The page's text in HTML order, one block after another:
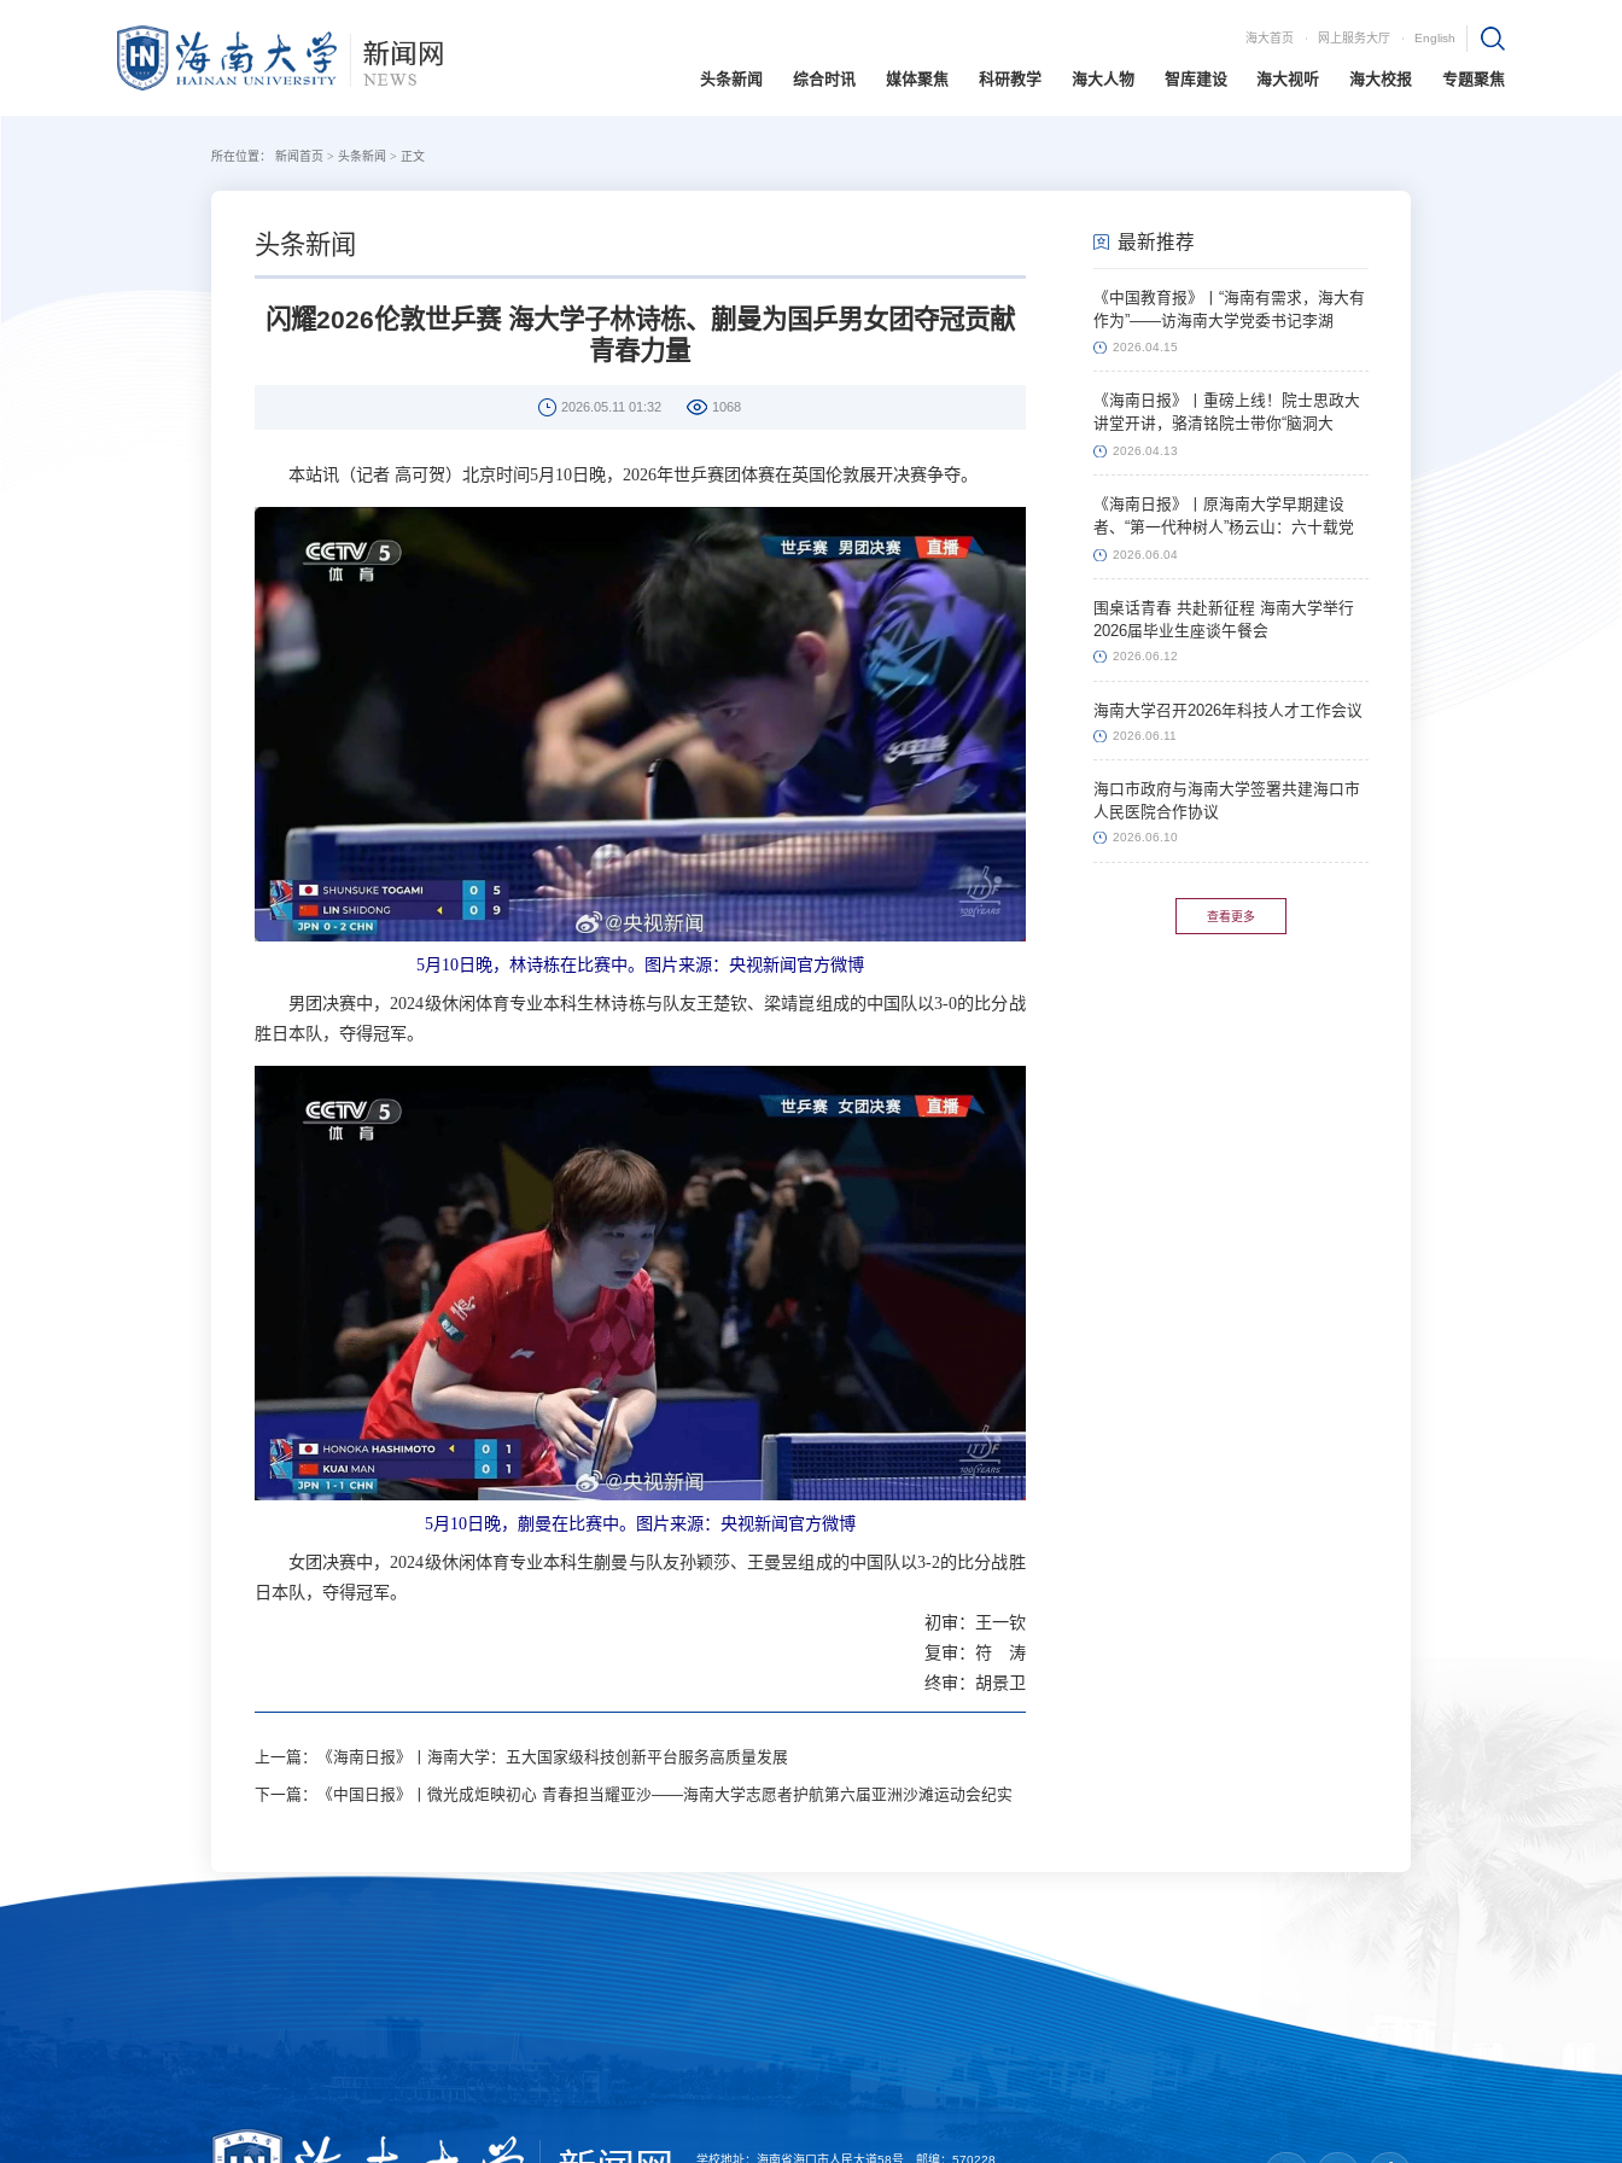
海大首页 网上服务大厅 English
头条新闻 综合时讯 媒体聚焦 科研教学 海大人物 智库建设 海大视听 海大校报 专题聚焦
所在位置： 新闻首页 > 头条新闻 > 正文
头条新闻
闪耀2026伦敦世乒赛 海大学子林诗栋、蒯曼为国乒男女团夺冠贡献
青春力量
2026.05.11 01:32 1068
本站讯（记者 高可贺）北京时间5月10日晚，2026年世乒赛团体赛在英国伦敦展开决赛争夺。
5月10日晚，林诗栋在比赛中。图片来源：央视新闻官方微博
男团决赛中，2024级休闲体育专业本科生林诗栋与队友王楚钦、梁靖崑组成的中国队以3-0的比分战
胜日本队，夺得冠军。
5月10日晚，蒯曼在比赛中。图片来源：央视新闻官方微博
女团决赛中，2024级休闲体育专业本科生蒯曼与队友孙颖莎、王曼昱组成的中国队以3-2的比分战胜
日本队，夺得冠军。
初审：王一钦
复审：符 涛
终审：胡景卫
上一篇：《海南日报》丨海南大学：五大国家级科技创新平台服务高质量发展
下一篇：《中国日报》丨微光成炬映初心 青春担当耀亚沙——海南大学志愿者护航第六届亚洲沙滩运动会纪实
最新推荐
《中国教育报》丨“海南有需求，海大有
作为”——访海南大学党委书记李湖
2026.04.15
《海南日报》丨重磅上线！院士思政大
讲堂开讲，骆清铭院士带你“脑洞大
开”！2026.04.13
《海南日报》丨原海南大学早期建设
者、“第一代种树人”杨云山：六十载党
龄 半生海大情
2026.06.04
围桌话青春 共赴新征程 海南大学举行
2026届毕业生座谈午餐会
2026.06.12
海南大学召开2026年科技人才工作会议
2026.06.11
海口市政府与海南大学签署共建海口市
人民医院合作协议
2026.06.10
查看更多
学校地址：海南省海口市人民大道58号 邮编：570228